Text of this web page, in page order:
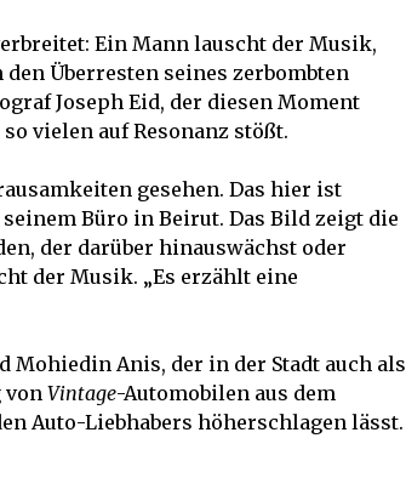
Ein Mann lauscht der Musik,
Überresten seines zerbombten
Joseph Eid, der diesen Moment
vielen auf Resonanz stößt.
gesehen. Das hier ist
Büro in Beirut. Das Bild zeigt die
der darüber hinauswächst oder
der Musik. „Es erzählt eine
Mohiedin Anis, der in der Stadt auch als
von Vintage-Automobilen aus dem
Auto-Liebhabers höherschlagen lässt.